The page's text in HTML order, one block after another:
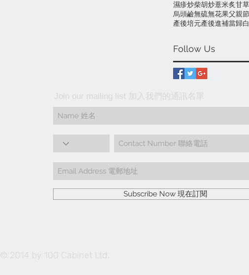
濕疹炒柴胡炒薏米炙甘草
烏頭鹼無硫無花果父親節
產後培元產後進補當歸
Follow Us
Join our mailing list 加入我們的通訊名單
Subscribe Now 現在訂閱
© 2014 by 100 Cabinet Ltd.